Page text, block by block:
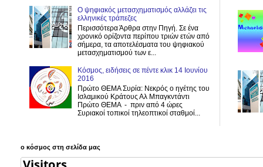
Ο ψηφιακός μετασχηματισμός αλλάζει τις
ελληνικές τράπεζες
Περισσότερα Άρθρα στην Πηγή. Σε ένα
χρονικό ορίζοντα περίπου τριών ετών από
σήμερα, τα αποτελέσματα του ψηφιακού
μετασχηματισμού των ε...
Κόσμος, ειδήσεις σε πέντε κλικ 14 Ιουνίου
2016
Πρώτο ΘΕΜΑ Συρία: Νεκρός ο ηγέτης του
Ισλαμικού Κράτους Αλ Μπαγκντάντι
Πρώτο ΘΕΜΑ - ‎πριν από 4 ώρες‎
Συριακοί τοπικοί τηλεοπτικοί σταθμοί...
ο κόσμος στη σελίδα μας